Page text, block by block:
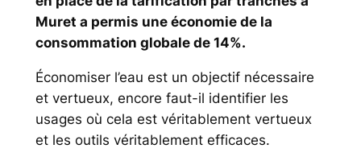
Muret a permis une économie de la
consommation globale de 14%.
Économiser l’eau est un objectif nécessaire
et vertueux, encore faut-il identifier les
usages où cela est véritablement vertueux
et les outils véritablement efficaces.